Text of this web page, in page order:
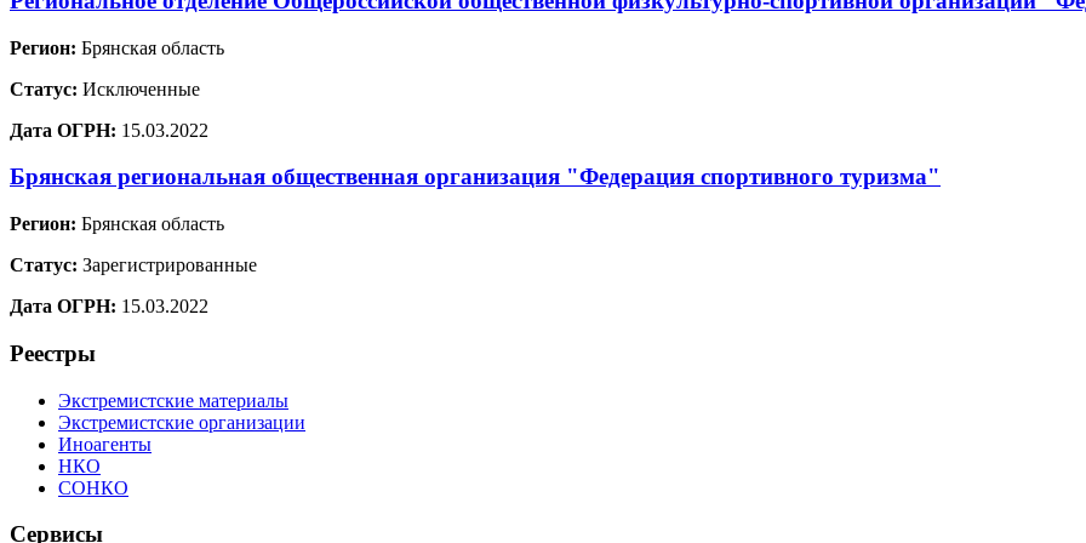
Регион: Брянская область
Статус: Исключенные
Дата ОГРН: 15.03.2022
Брянская региональная общественная организация "Федерация спортивного туризма"
Регион: Брянская область
Статус: Зарегистрированные
Дата ОГРН: 15.03.2022
Реестры
Экстремистские материалы
Экстремистские организации
Иноагенты
НКО
СОНКО
Сервисы